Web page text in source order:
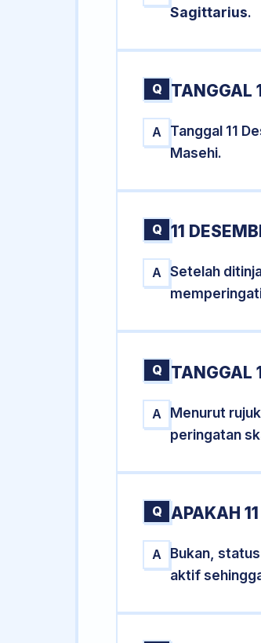
Sagittarius.
Q TANGGAL
A Tanggal 11
Masehi.
Q 11
A Setelah
Q TANGGAL
A
Menurut
peringatan
Q APAKAH
A
Bukan,
aktif